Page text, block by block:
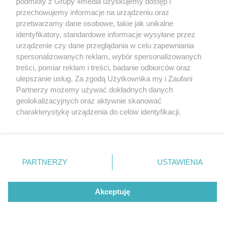
REKLAMA
przechowujemy informacje na urządzeniu oraz
przetwarzamy dane osobowe, takie jak unikalne
identyfikatory, standardowe informacje wysyłane przez
urządzenie czy dane przeglądania w celu zapewniania
spersonalizowanych reklam, wybór spersonalizowanych
treści, pomiar reklam i treści, badanie odbiorców oraz
ulepszanie usług. Za zgodą Użytkownika my i Zaufani
Partnerzy możemy używać dokładnych danych
geolokalizacyjnych oraz aktywnie skanować
charakterystykę urządzenia do celów identyfikacji.
zmienić/wycofać klikając przycisk ustawień prywatności
znajdujący się w lewym dolnym rogu strony
. Niektóre
użytkownika, ale masz prawo sprzeciwić się takiemu
przetwarzaniu. Preferencje będą miały zastosowania tylko
PARTNERZY USTAWIENIA
Akceptuję